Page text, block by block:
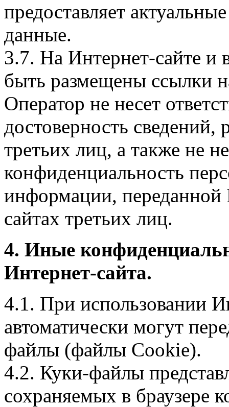
предоставляет
данные.
3.7. На Интернет-сайте
быть размещены ссылки
Оператор не несет
достоверность
третьих лиц, а также не
конфиденциальность
информации, переданной
сайтах третьих лиц.
4. Иные
Интернет-сайта.
4.1. При использовании
автоматически могут
файлы (файлы Cookie).
4.2. Куки-файлы
сохраняемых в браузере